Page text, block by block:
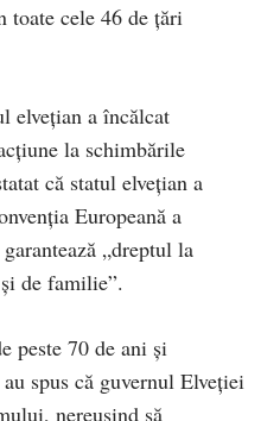
toate cele 46 de țări
elvețian a încălcat
la schimbările
că statul elvețian a
Europeană a
„dreptul la
de familie”.
peste 70 de ani și
spus că guvernul Elveției
nereușind să